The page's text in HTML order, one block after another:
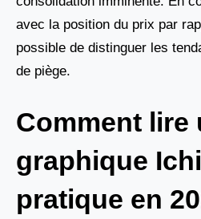
avec la position du prix par
possible de distinguer les
de piège.
Comment lire
graphique
pratique en